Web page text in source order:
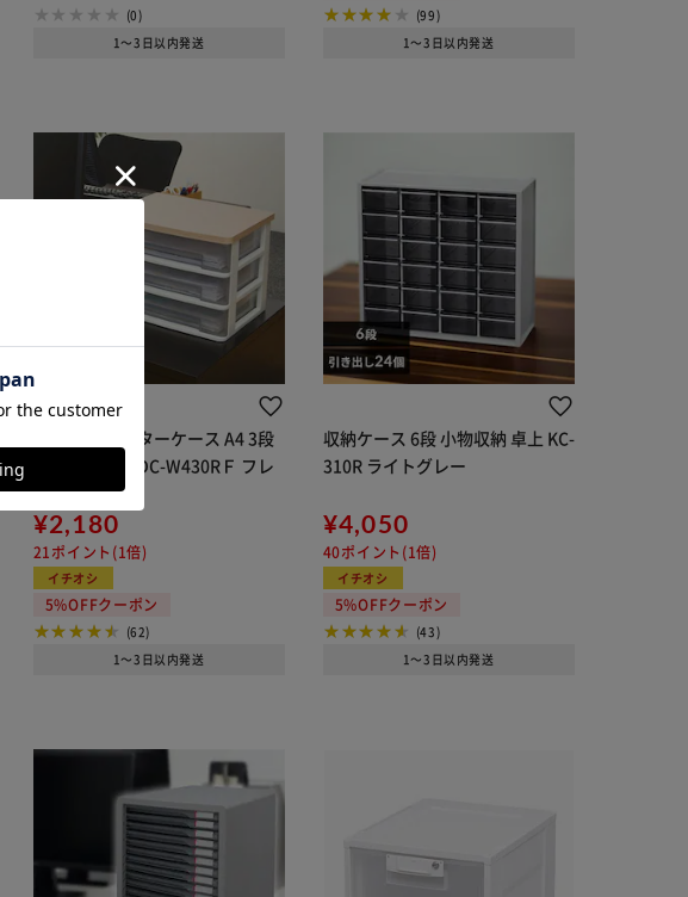
(0)
1～3日以内発送
(99)
1～3日以内発送
書類ケース レターケース A4 3段
幅36.6cm WTDC-W430RＦ フレ
ンチオーク
¥2,180
21ポイント(1倍)
イチオシ
5%OFFクーポン
(62)
1～3日以内発送
収納ケース 6段 小物収納 卓上 KC-
310R ライトグレー
¥4,050
40ポイント(1倍)
イチオシ
5%OFFクーポン
(43)
1～3日以内発送